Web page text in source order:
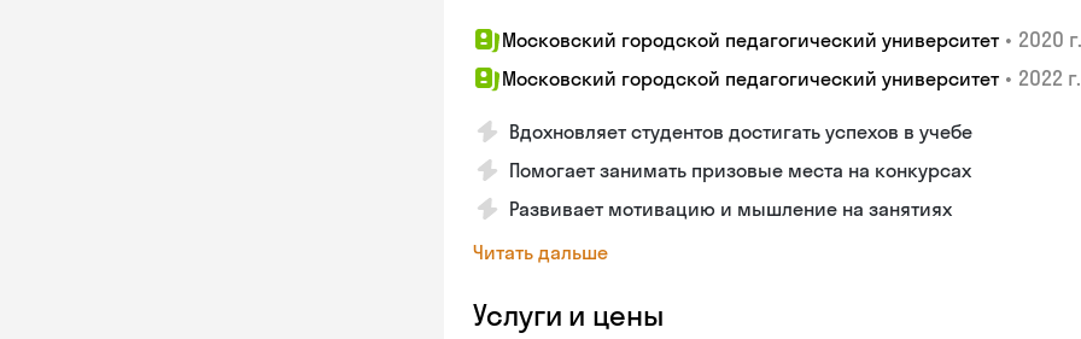
Московский городской педагогический университет • 2020 г.
Московский городской педагогический университет • 2022 г.
Вдохновляет студентов достигать успехов в учебе
Помогает занимать призовые места на конкурсах
Развивает мотивацию и мышление на занятиях
Читать дальше
Услуги и цены